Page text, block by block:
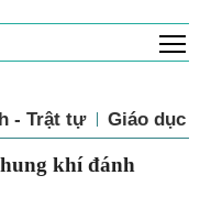
- Trật tự Giáo dục
khí đánh